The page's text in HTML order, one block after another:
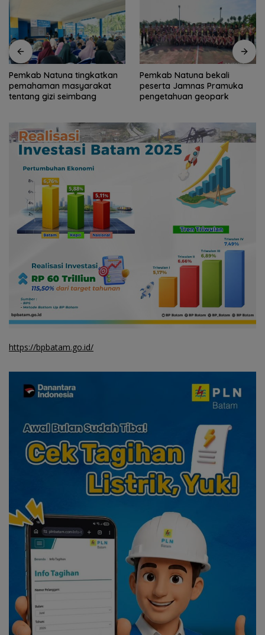
Pemkab Natuna bekali
peserta Jamnas Pramuka
pengetahuan geopark
Arogansi Jakarta di Beranda
Negeri: Catatan dari
Pertemuan Ketua Umum PWI
https://bpbatam.go.id/